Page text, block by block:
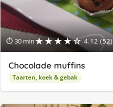
⏱ 30 min★★★★☆ 4.12 (52)
Chocolade muffins
Taarten, koek & gebak